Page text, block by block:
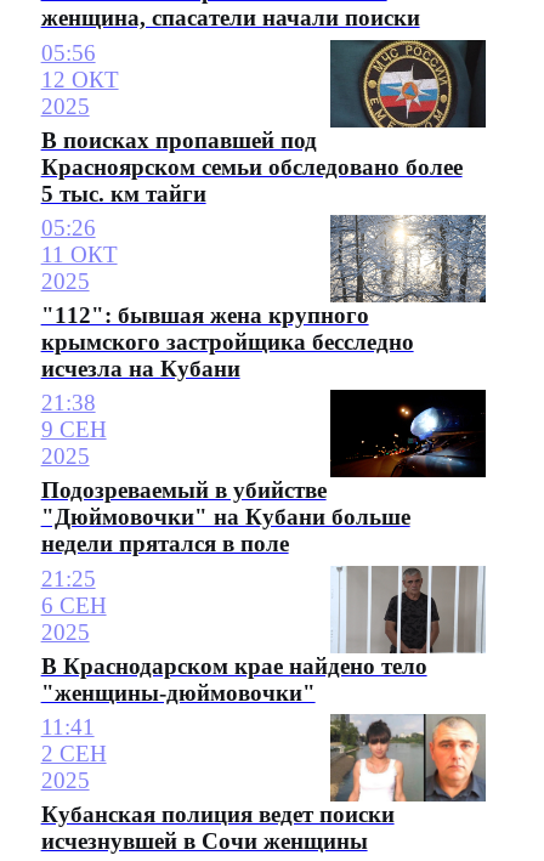
женщина, спасатели начали поиски
05:56
12 ОКТ
2025
В поисках пропавшей под
Красноярском семьи обследовано более
5 тыс. км тайги
05:26
11 ОКТ
2025
"112": бывшая жена крупного
крымского застройщика бесследно
исчезла на Кубани
21:38
9 СЕН
2025
Подозреваемый в убийстве
"Дюймовочки" на Кубани больше
недели прятался в поле
21:25
6 СЕН
2025
В Краснодарском крае найдено тело
"женщины-дюймовочки"
11:41
2 СЕН
2025
Кубанская полиция ведет поиски
исчезнувшей в Сочи женщины